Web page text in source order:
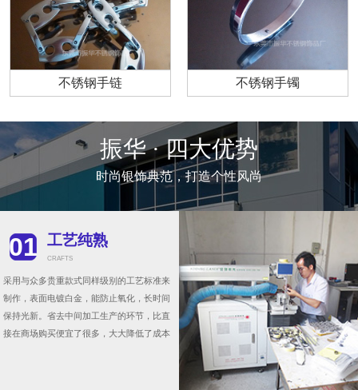
不锈钢手链 不锈钢手镯
振华 · 四大优势
时尚银饰典范，打造个性风尚
01 工艺纯熟
CRAFTS
采用与众多贵重款式同样级别的工艺标准来
制作，表面电镀白金，能防止氧化，长时间
保持光新。省去中间加工生产的环节，比直
接在商场购买便宜了很多，大大降低了成本